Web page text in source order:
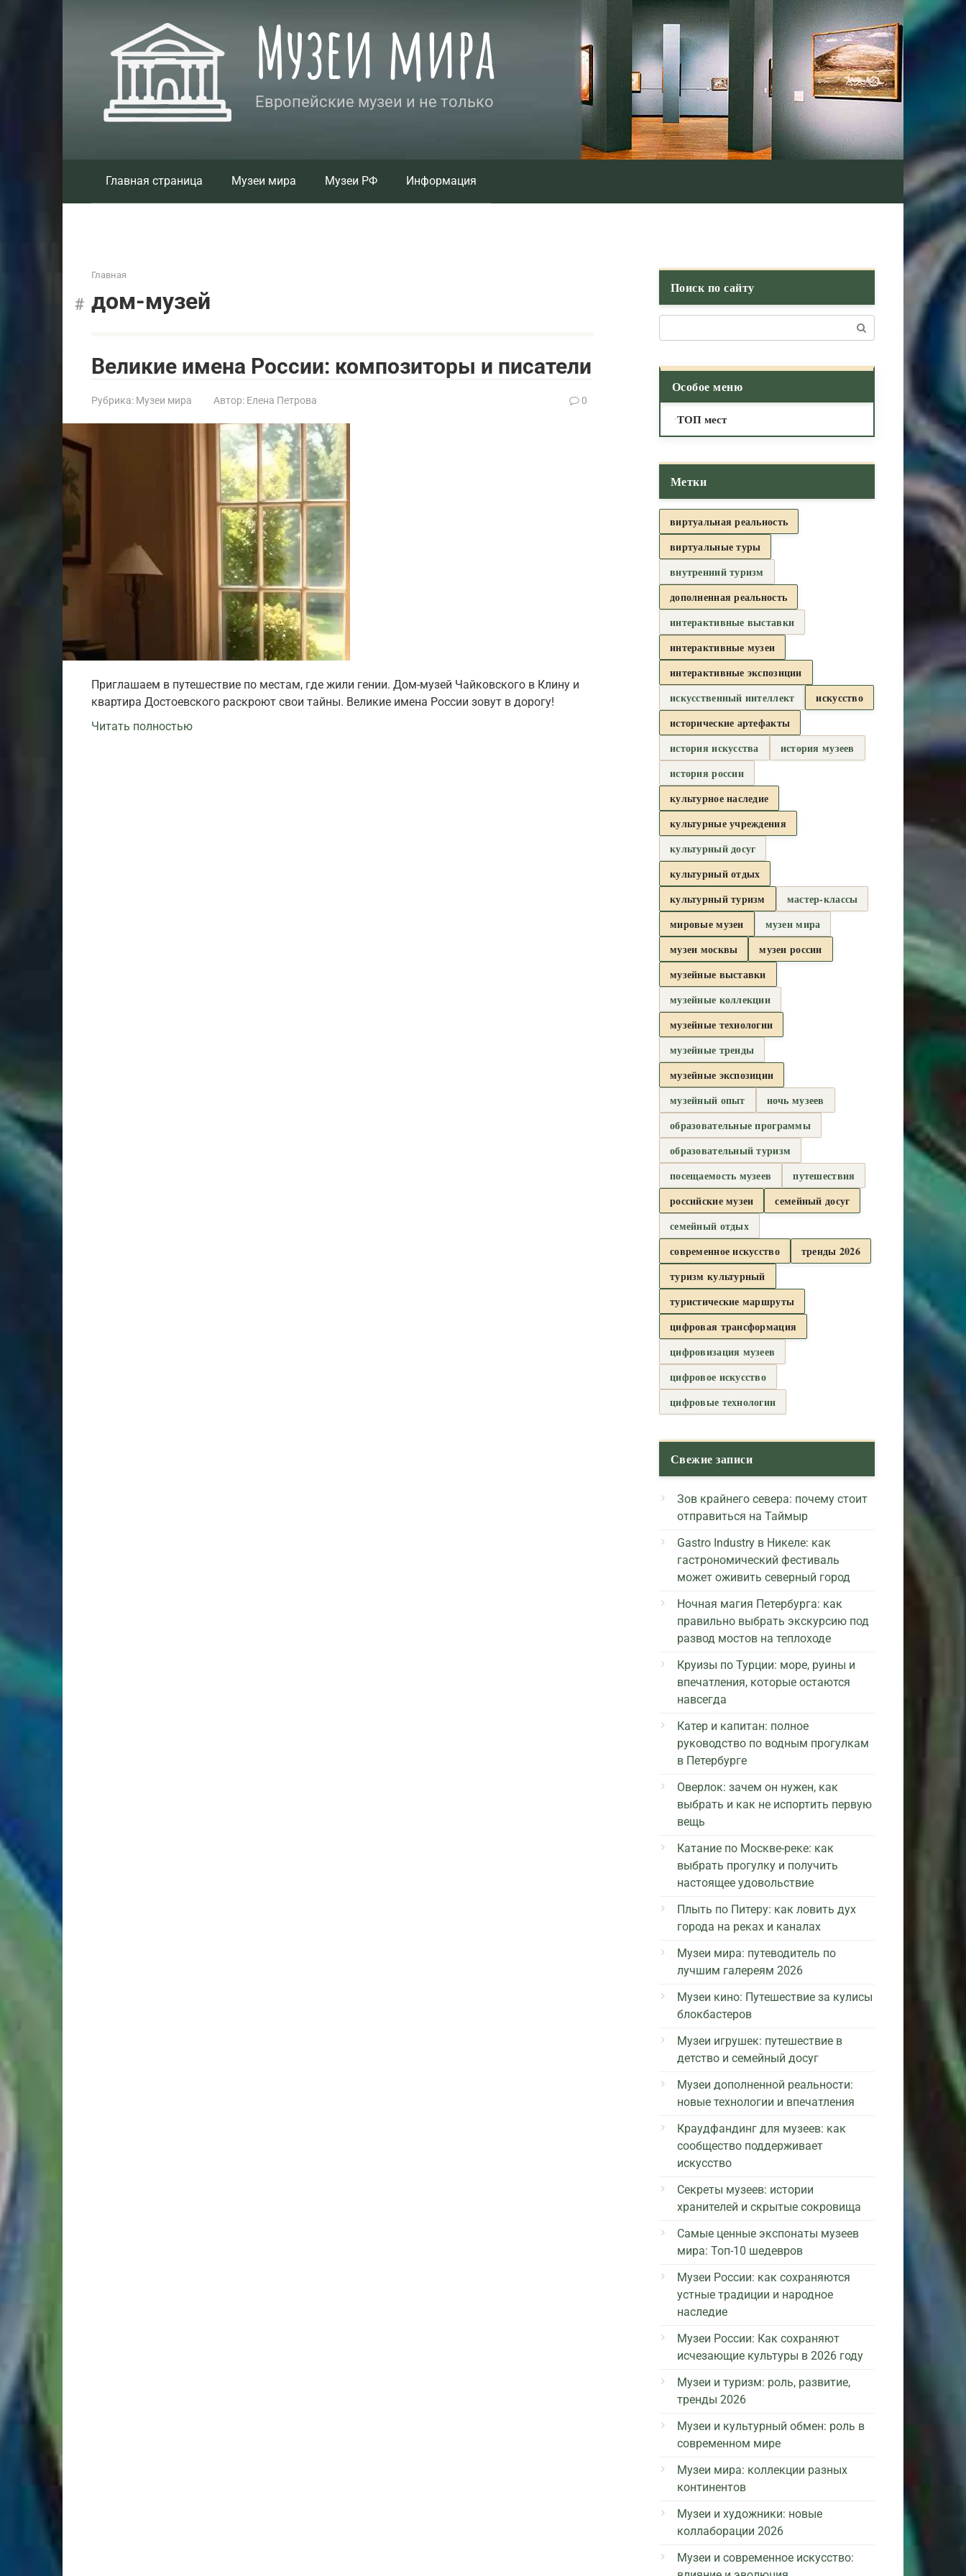
Музеи мира
Европейские музеи и не только
Главная страница Музеи мира Музеи РФ Информация
Главная
дом-музей
Великие имена России: композиторы и писатели
Рубрика: Музеи мира Автор: Елена Петрова 0
Приглашаем в путешествие по местам, где жили гении. Дом-музей Чайковского в Клину и
квартира Достоевского раскроют свои тайны. Великие имена России зовут в дорогу!
Читать полностью
Поиск по сайту
Особое меню
ТОП мест
Метки
виртуальная реальность
виртуальные туры
внутренний туризм
дополненная реальность
интерактивные выставки
интерактивные музеи
интерактивные экспозиции
искусственный интеллект
искусство
исторические артефакты
история искусства
история музеев
история россии
культурное наследие
культурные учреждения
культурный досуг
культурный отдых
культурный туризм
мастер-классы
мировые музеи
музеи мира
музеи москвы
музеи россии
музейные выставки
музейные коллекции
музейные технологии
музейные тренды
музейные экспозиции
музейный опыт
ночь музеев
образовательные программы
образовательный туризм
посещаемость музеев
путешествия
российские музеи
семейный досуг
семейный отдых
современное искусство
тренды 2026
туризм культурный
туристические маршруты
цифровая трансформация
цифровизация музеев
цифровое искусство
цифровые технологии
Свежие записи
Зов крайнего севера: почему стоит
отправиться на Таймыр
Gastro Industry в Никеле: как
гастрономический фестиваль
может оживить северный город
Ночная магия Петербурга: как
правильно выбрать экскурсию под
развод мостов на теплоходе
Круизы по Турции: море, руины и
впечатления, которые остаются
навсегда
Катер и капитан: полное
руководство по водным прогулкам
в Петербурге
Оверлок: зачем он нужен, как
выбрать и как не испортить первую
вещь
Катание по Москве-реке: как
выбрать прогулку и получить
настоящее удовольствие
Плыть по Питеру: как ловить дух
города на реках и каналах
Музеи мира: путеводитель по
лучшим галереям 2026
Музеи кино: Путешествие за кулисы
блокбастеров
Музеи игрушек: путешествие в
детство и семейный досуг
Музеи дополненной реальности:
новые технологии и впечатления
Краудфандинг для музеев: как
сообщество поддерживает
искусство
Секреты музеев: истории
хранителей и скрытые сокровища
Самые ценные экспонаты музеев
мира: Топ-10 шедевров
Музеи России: как сохраняются
устные традиции и народное
наследие
Музеи России: Как сохраняют
исчезающие культуры в 2026 году
Музеи и туризм: роль, развитие,
тренды 2026
Музеи и культурный обмен: роль в
современном мире
Музеи мира: коллекции разных
континентов
Музеи и художники: новые
коллаборации 2026
Музеи и современное искусство: